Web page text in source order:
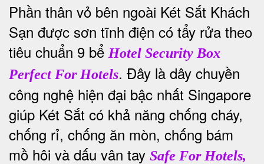
Phần thân vỏ bên ngoài Két Sắt Khách
Sạn được sơn tĩnh điện có tẩy rửa theo
tiêu chuẩn 9 bể Hotel Security Box
Perfect For Hotels. Đây là dây chuyền
công nghệ hiện đại bậc nhất Singapore
giúp Két Sắt có khả năng chống cháy,
chống rỉ, chống ăn mòn, chống bám
mồ hôi và dấu vân tay Safe For Hotels,